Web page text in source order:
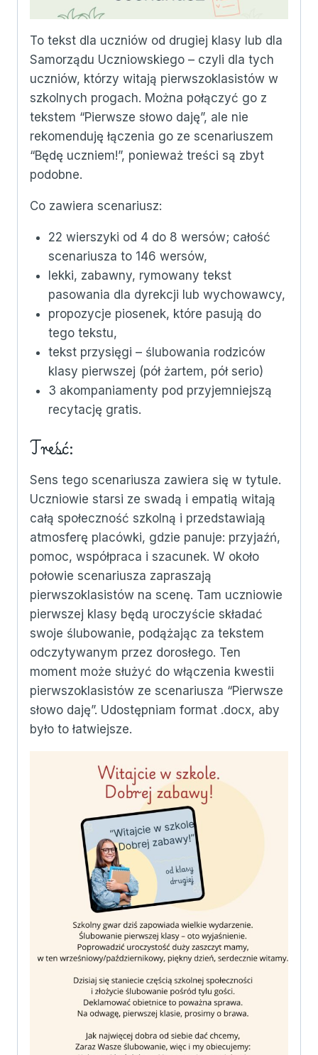
To tekst dla uczniów od drugiej klasy lub dla
Samorządu Uczniowskiego – czyli dla tych
uczniów, którzy witają pierwszoklasistów w
szkolnych progach. Można połączyć go z
tekstem “Pierwsze słowo daję”, ale nie
rekomenduję łączenia go ze scenariuszem
“Będę uczniem!”, ponieważ treści są zbyt
podobne.
Co zawiera scenariusz:
22 wierszyki od 4 do 8 wersów; całość
scenariusza to 146 wersów,
lekki, zabawny, rymowany tekst
pasowania dla dyrekcji lub wychowawcy,
propozycje piosenek, które pasują do
tego tekstu,
tekst przysięgi – ślubowania rodziców
klasy pierwszej (pół żartem, pół serio)
3 akompaniamenty pod przyjemniejszą
recytację gratis.
Treść:
Sens tego scenariusza zawiera się w tytule.
Uczniowie starsi ze swadą i empatią witają
całą społeczność szkolną i przedstawiają
atmosferę placówki, gdzie panuje: przyjaźń,
pomoc, współpraca i szacunek. W około
połowie scenariusza zapraszają
pierwszoklasistów na scenę. Tam uczniowie
pierwszej klasy będą uroczyście składać
swoje ślubowanie, podążając za tekstem
odczytywanym przez dorosłego. Ten
moment może służyć do włączenia kwestii
pierwszoklasistów ze scenariusza “Pierwsze
słowo daję”. Udostępniam format .docx, aby
było to łatwiejsze.